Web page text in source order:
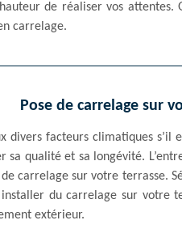
de réaliser vos
carrelage.
Pose de carrelage sur
divers facteurs climatiques
sa qualité et sa longévité.
carrelage sur votre terrasse.
du carrelage sur votre
extérieur.